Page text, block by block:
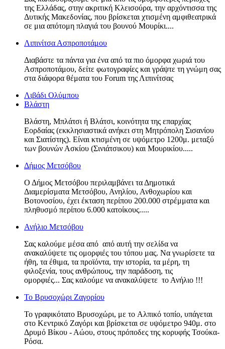
της Ελλάδας, στην ακριτική Κλεισούρα, την αρχόντισσα της
Δυτικής Μακεδονίας, που βρίσκεται χτισμένη αμφιθεατρικά
σε μια απότομη πλαγιά του βουνού Μουρίκι....
Λιπινίτσα Ασπροποτάμου
Διαβάστε τα πάντα για ένα από τα πιο όμορφα χωριά του
Ασπροποτάμου, δείτε φωτογραφίες και γράψτε τη γνώμη σας
στα διάφορα θέματα του Forum της Λιπινίτσας
Λιβάδι Ολύμπου
Βλάστη
Βλάστη, Μπλάτσι ή Βλάτσι, κοινότητα της επαρχίας
Εορδαίας (εκκλησιαστικά ανήκει στη Μητρόπολη Σισανίου
και Σιατίστης). Είναι κτισμένη σε υψόμετρο 1200μ. μεταξύ
των βουνών Ασκίου (Σινιάτσικου) και Μουρικίου.....
Δήμος Μετσόβου
Ο Δήμος Μετσόβου περιλαμβάνει τα Δημοτικά
Διαμερίσματα Μετσόβου, Ανηλίου, Ανθοχωρίου και
Βοτονοσίου, έχει έκταση περίπου 200.000 στρέμματα και
πληθυσμό περίπου 6.000 κατοίκους.....
Ανήλιo Mετσόβου
Σας καλούμε μέσα από από αυτή την σελίδα να
ανακαλύψετε τις ομορφιές του τόπου μας. Να γνωρίσετε τα
ήθη, τα έθιμα, τα προϊόντα, την ιστορία, τα μέρη, τη
φιλοξενία, τους ανθρώπους, την παράδοση, τις
ομορφιές... Σας καλούμε να ανακαλύψετε το Ανήλιο !!!
Το Βρυσοχώρι Ζαγορίου
Το γραφικότατο Βρυσοχώρι, με το Aλπικό τοπίο, υπάγεται
στο Κεντρικό Ζαγόρι και βρίσκεται σε υψόμετρο 940μ. στο
Δρυμό Βίκου - Αώου, στους πρόποδες της κορυφής Τσούκα-
Ρόσα.